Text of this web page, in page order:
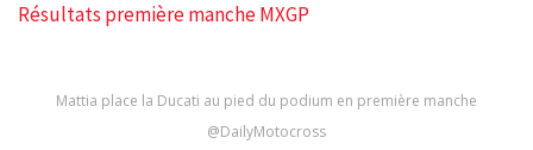
Résultats première manche MXGP
Mattia place la Ducati au pied du podium en première manche
@DailyMotocross